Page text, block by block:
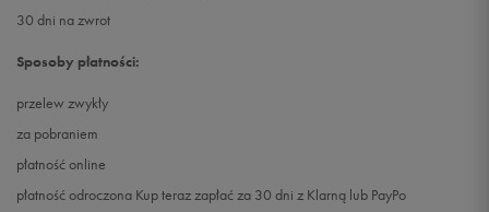
30 dni na zwrot
Sposoby płatności:
przelew zwykły
za pobraniem
płatność online
płatność odroczona Kup teraz zapłać za 30 dni z Klarną lub PayPo